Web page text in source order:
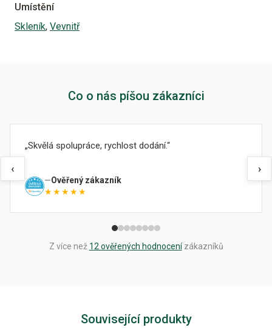
Umístění
Skleník, Vevnitř
Co o nás píšou zákazníci
‹
Skvělá spolupráce, rychlost dodání.
Ověřený zákazník
★★★★★
›
Z více než 12 ověřených hodnocenízákazníků
Související produkty